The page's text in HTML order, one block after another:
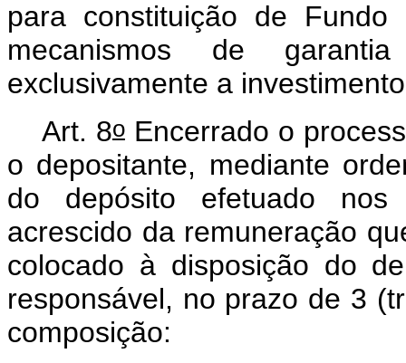
para constituição de
mecanismos de
exclusivamente a
Art. 8oEncerrado o
o depositante, mediante
do depósito efetuado nos
acrescido da remuneração
colocado à disposição do
responsável, no prazo de 3
composição: